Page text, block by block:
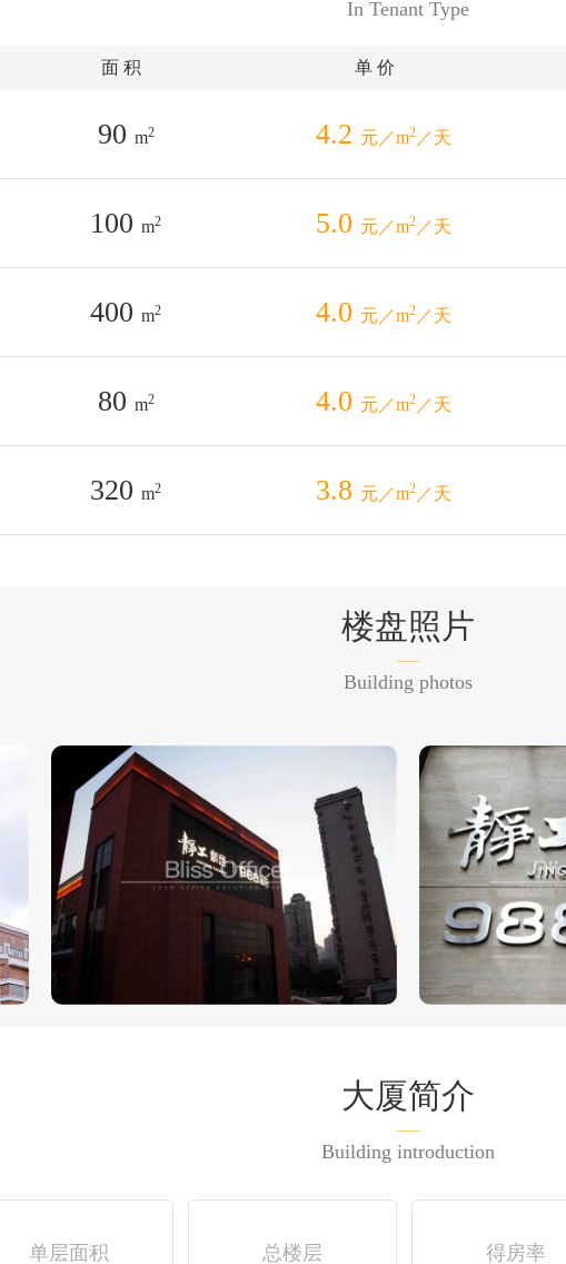
In Tenant Type
面 积 单 价
90 m2 4.2 元／m2 ／天
100 m2 5.0 元／m2 ／天
400 m2 4.0 元／m2 ／天
80 m2 4.0 元／m2 ／天
320 m2 3.8 元／m2 ／天
楼盘照片
Building photos
大厦简介
Building introduction
单层面积
总楼层
得房率